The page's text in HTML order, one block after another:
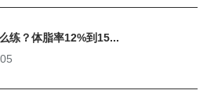
练？体脂率12%到15...